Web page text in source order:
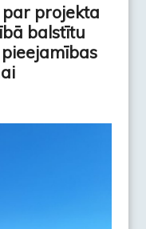
projekta
balstītu